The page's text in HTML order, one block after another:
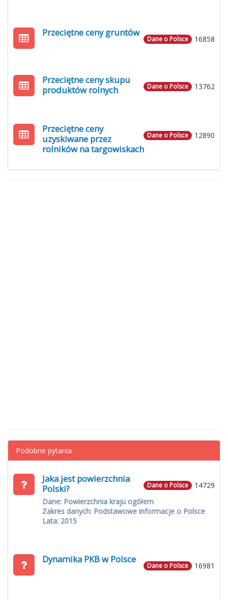
16858
Dane o Polsce
Przeciętne ceny gruntów
13762
Dane o Polsce
Przeciętne ceny skupu
produktów rolnych
12890
Dane o Polsce
Przeciętne ceny
uzyskiwane przez
rolników na targowiskach
Podobne pytania
14729
Dane o Polsce
Jaka jest powierzchnia
Polski?
Dane: Powierzchnia kraju ogółem
Zakres danych: Podstawowe informacje o Polsce
Lata: 2015
16981
Dane o Polsce
Dynamika PKB w Polsce